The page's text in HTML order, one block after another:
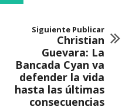
Siguiente Publicar
Christian
Guevara: La
Bancada Cyan va
defender la vida
hasta las últimas
consecuencias